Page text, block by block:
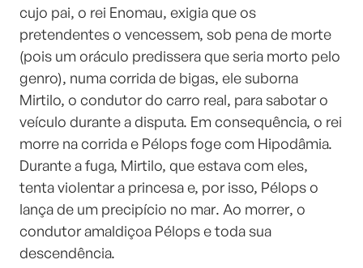
cujo pai, o rei Enomau, exigia que os
pretendentes o vencessem, sob pena de morte
(pois um oráculo predissera que seria morto pelo
genro), numa corrida de bigas, ele suborna
Mirtilo, o condutor do carro real, para sabotar o
veículo durante a disputa. Em consequência, o rei
morre na corrida e Pélops foge com Hipodâmia.
Durante a fuga, Mirtilo, que estava com eles,
tenta violentar a princesa e, por isso, Pélops o
lança de um precipício no mar. Ao morrer, o
condutor amaldiçoa Pélops e toda sua
descendência.